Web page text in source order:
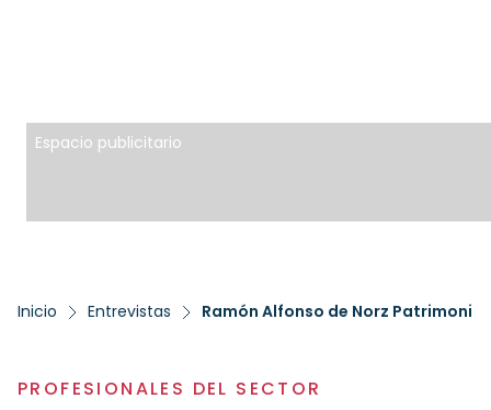
Espacio publicitario
Inicio Entrevistas Ramón Alfonso de Norz Patrimonia
PROFESIONALES DEL SECTOR